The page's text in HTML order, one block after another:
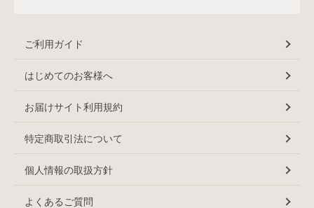
ご利用ガイド
はじめてのお客様へ
お届けサイト利用規約
特定商取引法について
個人情報の取扱方針
よくあるご質問